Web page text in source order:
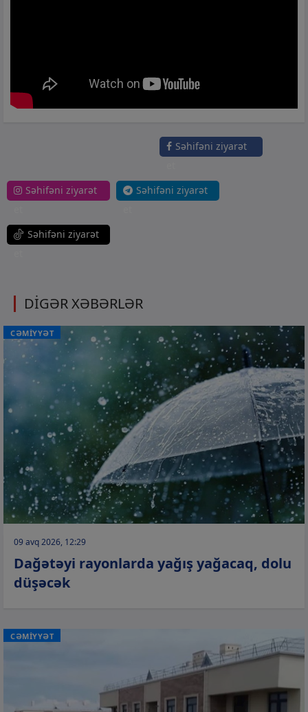
Səhifəni ziyarət
Səhifəni ziyarət
Səhifəni ziyarət
Səhifəni ziyarət
DİGƏR XƏBƏRLƏR
CƏMİYYƏT
09 avq 2026, 12:29
Dağətəyi rayonlarda yağış yağacaq, dolu
düşəcək
CƏMİYYƏT